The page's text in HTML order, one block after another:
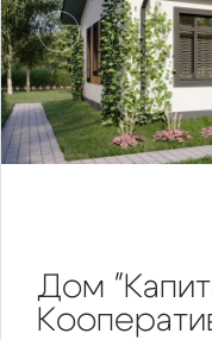
Предыдущий
Дом